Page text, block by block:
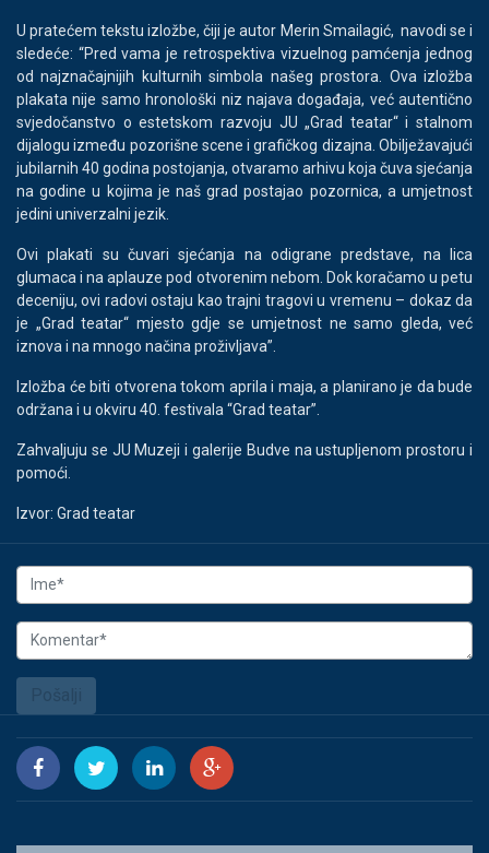
U pratećem tekstu izložbe, čiji je autor Merin Smailagić, navodi se i
sledeće: “Pred vama je retrospektiva vizuelnog pamćenja jednog
od najznačajnijih kulturnih simbola našeg prostora. Ova izložba
plakata nije samo hronološki niz najava događaja, već autentično
svjedočanstvo o estetskom razvoju JU „Grad teatar“ i stalnom
dijalogu između pozorišne scene i grafičkog dizajna. Obilježavajući
jubilarnih 40 godina postojanja, otvaramo arhivu koja čuva sjećanja
na godine u kojima je naš grad postajao pozornica, a umjetnost
jedini univerzalni jezik.
Ovi plakati su čuvari sjećanja na odigrane predstave, na lica
glumaca i na aplauze pod otvorenim nebom. Dok koračamo u petu
deceniju, ovi radovi ostaju kao trajni tragovi u vremenu – dokaz da
je „Grad teatar“ mjesto gdje se umjetnost ne samo gleda, već
iznova i na mnogo načina proživljava”.
Izložba će biti otvorena tokom aprila i maja, a planirano je da bude
održana i u okviru 40. festivala “Grad teatar”.
Zahvaljuju se JU Muzeji i galerije Budve na ustupljenom prostoru i
pomoći.
Izvor: Grad teatar